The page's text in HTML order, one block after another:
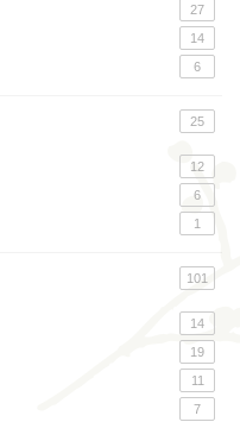
27
14
6
25
12
6
1
101
14
19
11
7